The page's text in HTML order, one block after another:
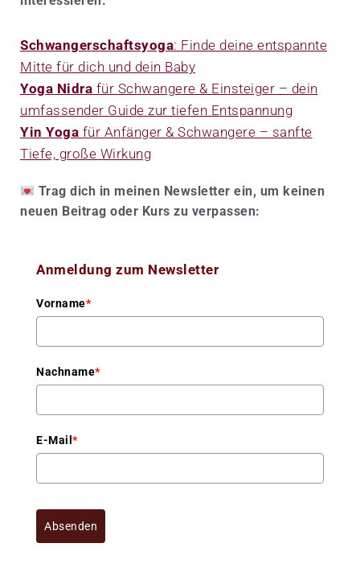
Schwangerschaftsyoga: Finde deine entspannte
Mitte für dich und dein Baby
Yoga Nidra für Schwangere & Einsteiger – dein
umfassender Guide zur tiefen Entspannung
Yin Yoga für Anfänger & Schwangere – sanfte
Tiefe, große Wirkung
Trag dich in meinen Newsletter ein, um keinen
neuen Beitrag oder Kurs zu verpassen:
Anmeldung zum Newsletter
Vorname*
Nachname*
E-Mail *
Absenden